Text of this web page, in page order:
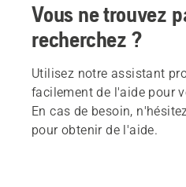
Vous ne trouvez
recherchez ?
Utilisez notre assistant
facilement de l'aide pour
En cas de besoin,
pour obtenir de l'aide.